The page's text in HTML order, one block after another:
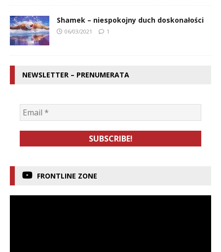
Shamek – niespokojny duch doskonałości
06/03/2021 1
NEWSLETTER – PRENUMERATA
FRONTLINE ZONE